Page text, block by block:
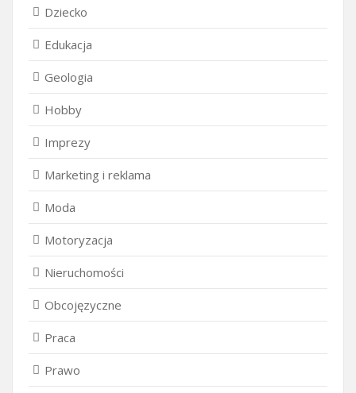
Dziecko
Edukacja
Geologia
Hobby
Imprezy
Marketing i reklama
Moda
Motoryzacja
Nieruchomości
Obcojęzyczne
Praca
Prawo